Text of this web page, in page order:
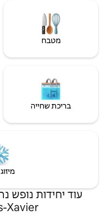
Wi‑Fi
חניה חינם במקום
עוד יחידות נופש נהדרות בLac-Saint-